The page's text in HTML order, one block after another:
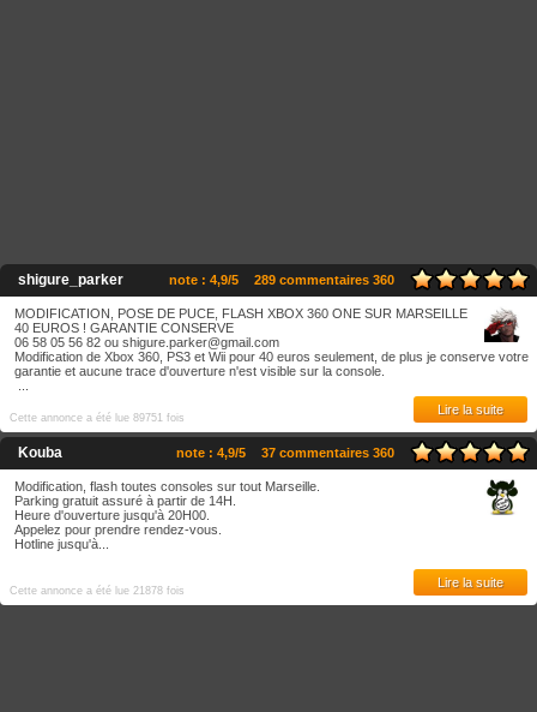
shigure_parker 289 commentaires 360
note : 4,9/5
MODIFICATION, POSE DE PUCE, FLASH XBOX 360 ONE SUR MARSEILLE
40 EUROS ! GARANTIE CONSERVE
06 58 05 56 82 ou shigure.parker@gmail.com
Modification de Xbox 360, PS3 et Wii pour 40 euros seulement, de plus je conserve votre
garantie et aucune trace d'ouverture n'est visible sur la console.
Cette annonce a été lue 89751 fois
Lire la suite
Kouba 37 commentaires 360
note : 4,9/5
Modification, flash toutes consoles sur tout Marseille.
Parking gratuit assuré à partir de 14H.
Heure d'ouverture jusqu'à 20H00.
Appelez pour prendre rendez-vous.
Hotline jusqu'à...
Cette annonce a été lue 21878 fois
Lire la suite